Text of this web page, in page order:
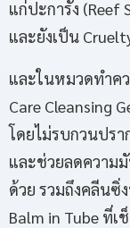
แก่ปะการัง (Reef
และยังเป็น
และในหมวดทำค
Care Cleansing
โดยไม่รบกวนปร
และช่วยลดความ
ด้วย รวมถึงคลีนซิ่
Balm in Tube ที่เ